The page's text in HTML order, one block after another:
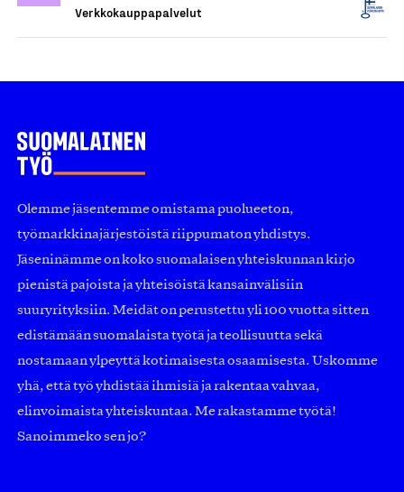
Verkkokauppapalvelut
Olemme jäsentemme omistama puolueeton,
työmarkkinajärjestöistä riippumaton yhdistys.
Jäseninämme on koko suomalaisen yhteiskunnan kirjo
pienistä pajoista ja yhteisöistä kansainvälisiin
suuryrityksiin. Meidät on perustettu yli 100 vuotta sitten
edistämään suomalaista työtä ja teollisuutta sekä
nostamaan ylpeyttä kotimaisesta osaamisesta. Uskomme
yhä, että työ yhdistää ihmisiä ja rakentaa vahvaa,
elinvoimaista yhteiskuntaa. Me rakastamme työtä!
Sanoimmeko sen jo?